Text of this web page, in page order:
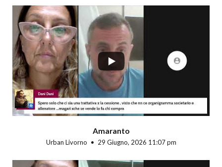
Amaranto
Urban Livorno 29 Giugno, 2026 11:07 pm